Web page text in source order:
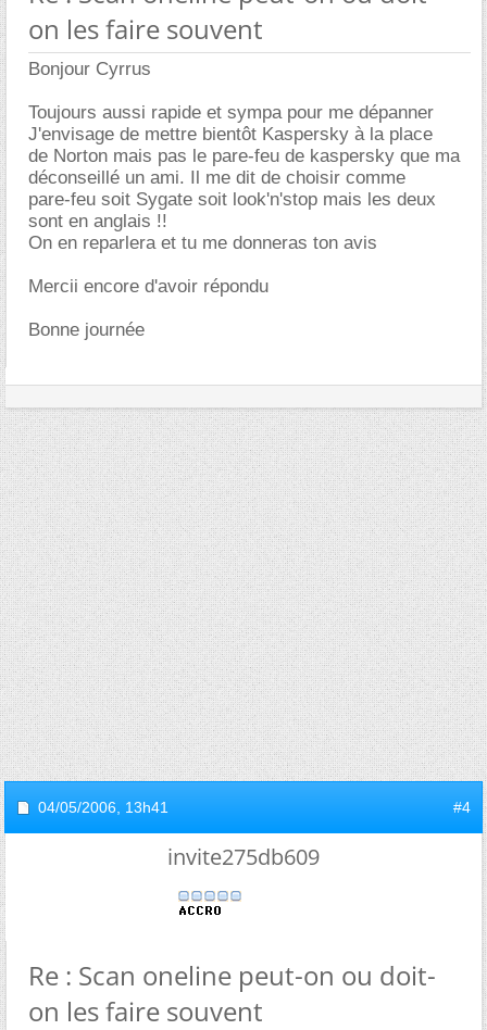
on les faire souvent
Bonjour Cyrrus
Toujours aussi rapide et sympa pour me dépanner
J'envisage de mettre bientôt Kaspersky à la place
de Norton mais pas le pare-feu de kaspersky que ma
déconseillé un ami. Il me dit de choisir comme
pare-feu soit Sygate soit look'n'stop mais les deux
sont en anglais !!
On en reparlera et tu me donneras ton avis
Mercii encore d'avoir répondu
Bonne journée
04/05/2006, 13h41 #4
invite275db609
Re : Scan oneline peut-on ou doit-
on les faire souvent